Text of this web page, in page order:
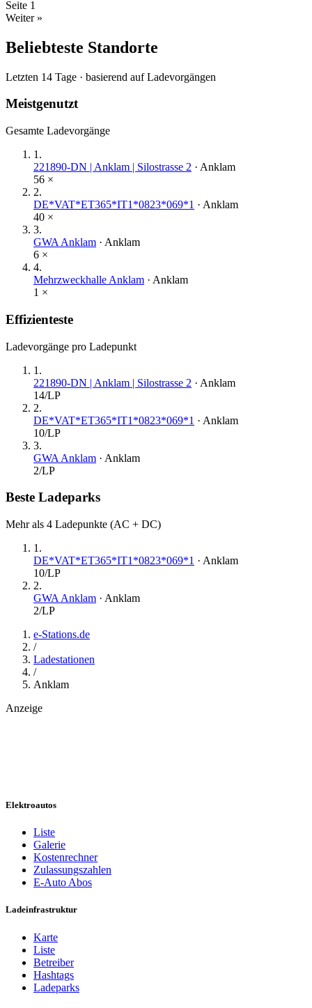
Seite 1
Weiter »
Beliebteste Standorte
Letzten 14 Tage · basierend auf Ladevorgängen
Meistgenutzt
Gesamte Ladevorgänge
1 .
221890-DN | Anklam | Silostrasse 2 · Anklam
56 ×
2.
DE*VAT*ET365*IT1*0823*069*1 · Anklam
40 ×
3.
GWA Anklam · Anklam
6 ×
4.
Mehrzweckhalle Anklam · Anklam
1 ×
Effizienteste
Ladevorgänge pro Ladepunkt
1 .
221890-DN | Anklam | Silostrasse 2 · Anklam
14/LP
2.
DE*VAT*ET365*IT1*0823*069*1 · Anklam
10/LP
3.
GWA Anklam · Anklam
2/LP
Beste Ladeparks
Mehr als 4 Ladepunkte (AC + DC)
1 .
DE*VAT*ET365*IT1*0823*069*1 · Anklam
10/LP
2.
GWA Anklam · Anklam
2/LP
e-Stations.de
/
Ladestationen
/
Anklam
Anzeige
Elektroautos
Liste
Galerie
Kostenrechner
Zulassungszahlen
E-Auto Abos
Ladeinfrastruktur
Karte
Liste
Betreiber
Hashtags
Ladeparks